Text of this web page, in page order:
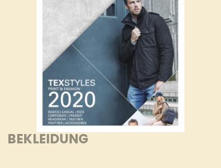
BEKLEIDUNG